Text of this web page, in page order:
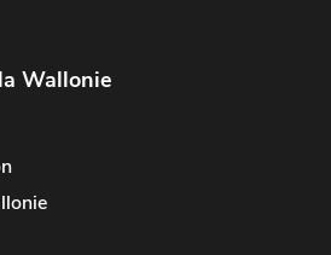
Wallonie